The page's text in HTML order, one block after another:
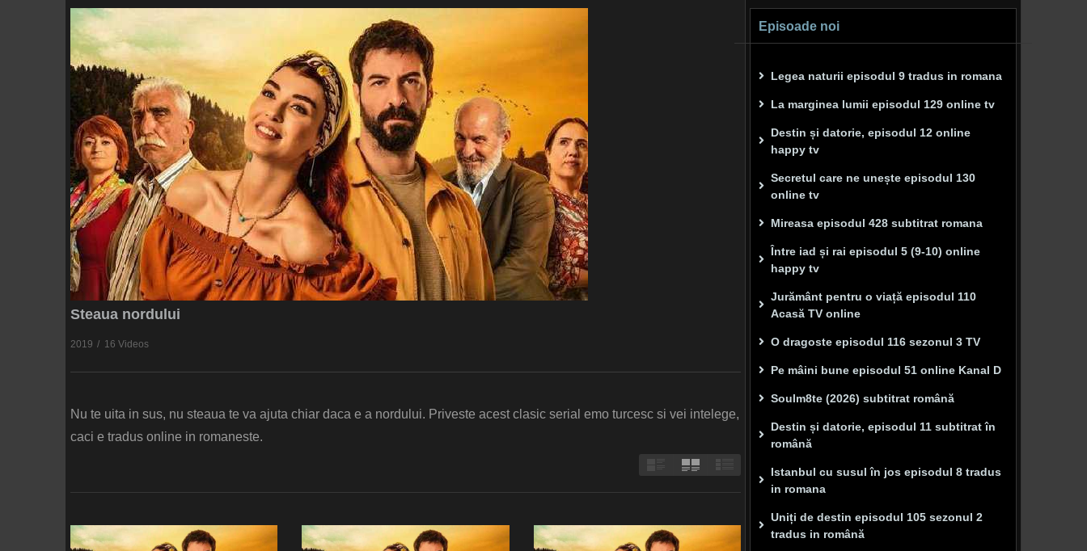
Steaua nordului
2019 16 Videos
Nu te uita in sus, nu steaua te va ajuta chiar daca e a nordului. Priveste acest clasic serial emo turcesc si vei intelege,
caci e tradus online in romaneste.
Episoade noi
Legea naturii episodul 9 tradus in romana
La marginea lumii episodul 129 online tv
Destin și datorie, episodul 12 online
happy tv
Secretul care ne unește episodul 130
online tv
Mireasa episodul 428 subtitrat romana
Între iad și rai episodul 5 (9-10) online
happy tv
Jurământ pentru o viață episodul 110
Acasă TV online
O dragoste episodul 116 sezonul 3 TV
Pe mâini bune episodul 51 online Kanal D
Soulm8te (2026) subtitrat română
Destin și datorie, episodul 11 subtitrat în
română
Istanbul cu susul în jos episodul 8 tradus
in romana
Uniți de destin episodul 105 sezonul 2
tradus in română